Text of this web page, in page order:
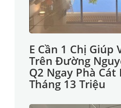
E Cần 1 Chị Giúp
Trên Đường
Q2 Ngay Phà
Tháng 13 Triệu